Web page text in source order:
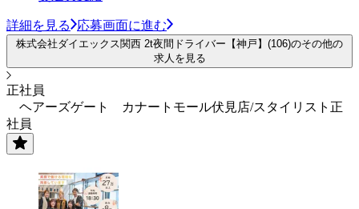
詳細を見る 応募画面に進む
株式会社ダイエックス関西 2t夜間ドライバー【神戸】(106)のその他の
求人を見る
正社員
ヘアーズゲート カナートモール伏見店/スタイリスト正
社員